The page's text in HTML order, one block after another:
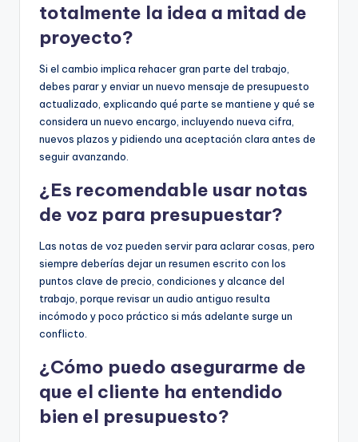
totalmente la idea a mitad de
proyecto?
Si el cambio implica rehacer gran parte del trabajo,
debes parar y enviar un nuevo mensaje de presupuesto
actualizado, explicando qué parte se mantiene y qué se
considera un nuevo encargo, incluyendo nueva cifra,
nuevos plazos y pidiendo una aceptación clara antes de
seguir avanzando.
¿Es recomendable usar notas
de voz para presupuestar?
Las notas de voz pueden servir para aclarar cosas, pero
siempre deberías dejar un resumen escrito con los
puntos clave de precio, condiciones y alcance del
trabajo, porque revisar un audio antiguo resulta
incómodo y poco práctico si más adelante surge un
conflicto.
¿Cómo puedo asegurarme de
que el cliente ha entendido
bien el presupuesto?